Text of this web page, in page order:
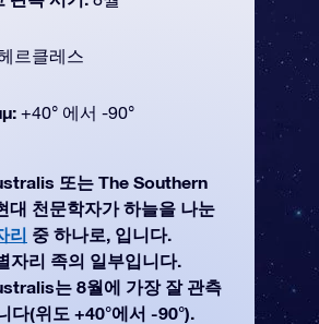
르클레스
+40° 에서 -90°
또는 The Southern
대 천문학자가 하늘을 나눈
리 중 하나로, 입니다.
자리 족의 일부입니다.
는 8월에 가장 잘 관측
다(위도 +40°에서 -90°).